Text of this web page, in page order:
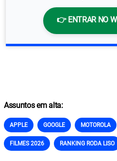
👉 ENTRAR NO
Assuntos em alta:
APPLE GOOGLE MOTOROLA
FILMES 2026 RANKING RODA LISO